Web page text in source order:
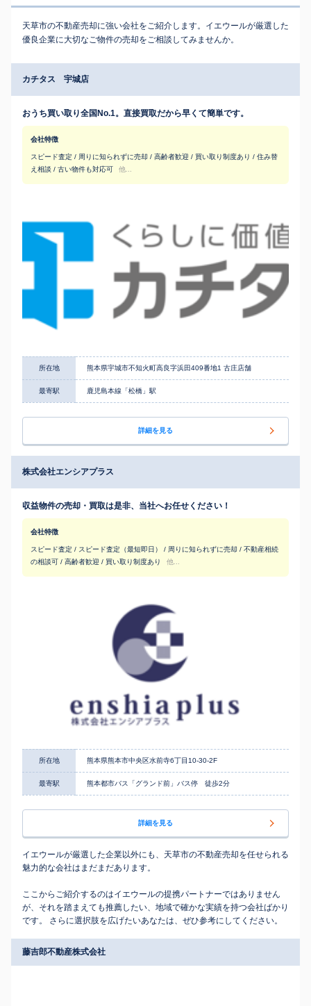
天草市の不動産売却に強い会社をご紹介します。イエウールが厳選した
優良企業に大切なご物件の売却をご相談してみませんか。
カチタス 宇城店
おうち買い取り全国No.1。直接買取だから早くて簡単です。
会社特徴
スピード査定 / 周りに知られずに売却 / 高齢者歓迎 / 買い取り制度あり / 住み替
え相談 / 古い物件も対応可
他...
所在地 熊本県宇城市不知火町高良字浜田409番地1 古庄店舗
最寄駅 鹿児島本線「松橋」駅
詳細を見る
株式会社エンシアプラス
収益物件の売却・買取は是非、当社へお任せください！
会社特徴
スピード査定 / スピード査定（最短即日） / 周りに知られずに売却 / 不動産相続
の相談可 / 高齢者歓迎 / 買い取り制度あり
他...
所在地 熊本県熊本市中央区水前寺6丁目10-30-2F
最寄駅 熊本都市バス「グランド前」バス停 徒歩2分
詳細を見る
イエウールが厳選した企業以外にも、天草市の不動産売却を任せられる
魅力的な会社はまだまだあります。
ここからご紹介するのはイエウールの提携パートナーではありません
が、それを踏まえても推薦したい、地域で確かな実績を持つ会社ばかり
です。 さらに選択肢を広げたいあなたは、ぜひ参考にしてください。
藤吉郎不動産株式会社